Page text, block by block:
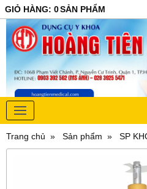
GIỎ HÀNG: 0SẢN PHẨM
Trang chủ Sản phẩm SP